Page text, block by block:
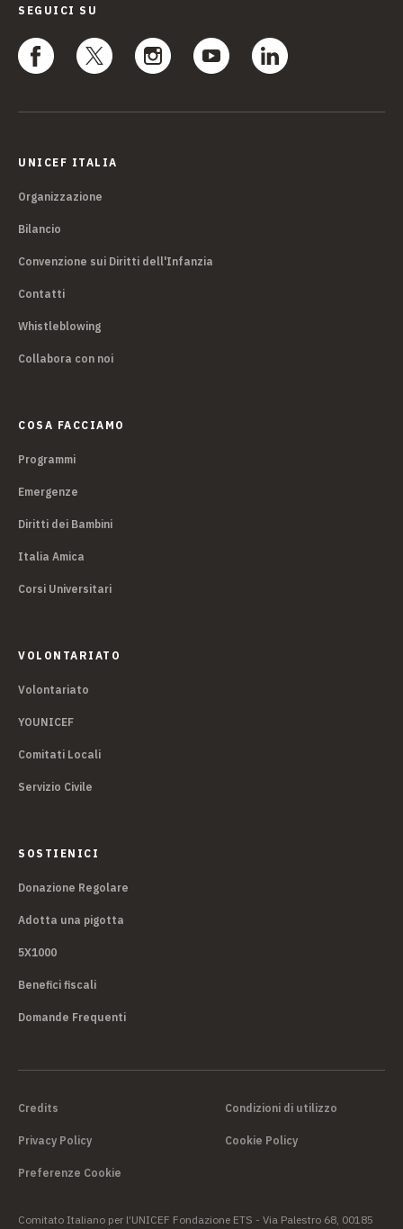
SEGUICI SU
UNICEF ITALIA
Organizzazione
Bilancio
Convenzione sui Diritti dell'Infanzia
Contatti
Whistleblowing
Collabora con noi
COSA FACCIAMO
Programmi
Emergenze
Diritti dei Bambini
Italia Amica
Corsi Universitari
VOLONTARIATO
Volontariato
YOUNICEF
Comitati Locali
Servizio Civile
SOSTIENICI
Donazione Regolare
Adotta una pigotta
5X1000
Benefici fiscali
Domande Frequenti
Credits Condizioni di utilizzo
Privacy Policy Cookie Policy
Preferenze Cookie
Comitato Italiano per l’UNICEF Fondazione ETS - Via Palestro 68, 00185